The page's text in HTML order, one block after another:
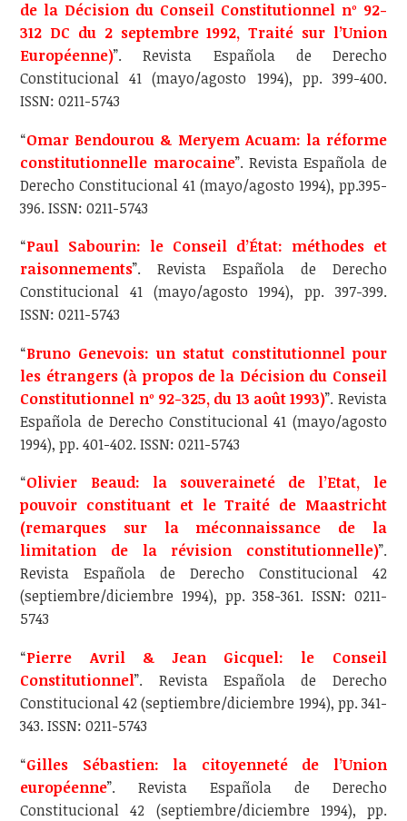
de la Décision du Conseil Constitutionnel nº 92-
312 DC du 2 septembre 1992, Traité sur l’Union
Européenne)”. Revista Española de Derecho
Constitucional 41 (mayo/agosto 1994), pp. 399-400.
ISSN: 0211-5743
“Omar Bendourou & Meryem Acuam: la réforme
constitutionnelle marocaine”. Revista Española de
Derecho Constitucional 41 (mayo/agosto 1994), pp.395-
396. ISSN: 0211-5743
“Paul Sabourin: le Conseil d’État: méthodes et
raisonnements”. Revista Española de Derecho
Constitucional 41 (mayo/agosto 1994), pp. 397-399.
ISSN: 0211-5743
“Bruno Genevois: un statut constitutionnel pour
les étrangers (à propos de la Décision du Conseil
Constitutionnel nº 92-325, du 13 août 1993)”. Revista
Española de Derecho Constitucional 41 (mayo/agosto
1994), pp. 401-402. ISSN: 0211-5743
“Olivier Beaud: la souveraineté de l’Etat, le
pouvoir constituant et le Traité de Maastricht
(remarques sur la méconnaissance de la
limitation de la révision constitutionnelle)”.
Revista Española de Derecho Constitucional 42
(septiembre/diciembre 1994), pp. 358-361. ISSN: 0211-
5743
“Pierre Avril & Jean Gicquel: le Conseil
Constitutionnel”. Revista Española de Derecho
Constitucional 42 (septiembre/diciembre 1994), pp. 341-
343. ISSN: 0211-5743
“Gilles Sébastien: la citoyenneté de l’Union
européenne”. Revista Española de Derecho
Constitucional 42 (septiembre/diciembre 1994), pp.